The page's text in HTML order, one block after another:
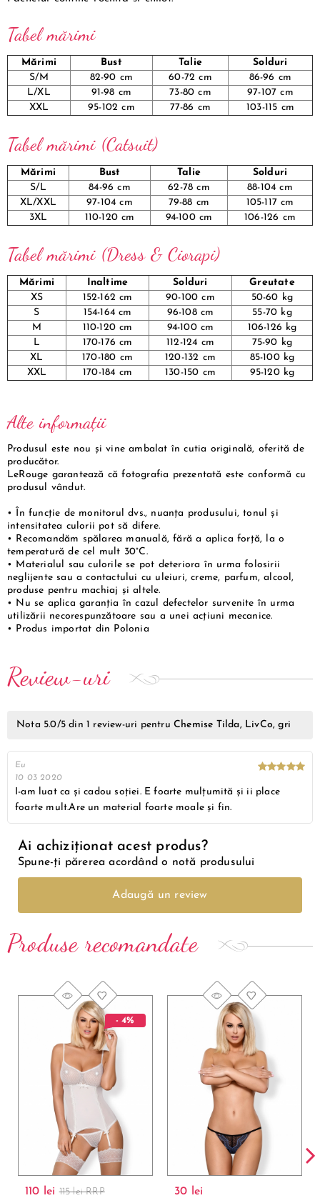
Tabel mărimi
Mărimi Bust Talie
Solduri
S/M
82-90 cm 60-72 cm
86-96 cm
L/XL
91-98 cm 73-80 cm
97-107 cm
XXL
95-102 cm 77-86 cm 103-115 cm
Tabel mărimi (Catsuit)
Mărimi Bust Talie
Solduri
S/L
84-96 cm 62-78 cm
88-104 cm
XL/XXL
97-104 cm 79-88 cm
105-117 cm
3XL
110-120 cm 94-100 cm 106-126 cm
Tabel mărimi (Dress & Ciorapi)
Mărimi Inaltime Solduri
Greutate
XS
152-162 cm 90-100 cm
50-60 kg
S
154-164 cm 96-108 cm
55-70 kg
M
110-120 cm 94-100 cm
106-126 kg
L
170-176 cm 112-124 cm
75-90 kg
XL
170-180 cm 120-132 cm
85-100 kg
XXL
170-184 cm 130-150 cm 95-120 kg
Alte informații
Produsul este nou și vine ambalat în cutia originală, oferită de
producător.
LeRouge garantează că fotografia prezentată este conformă cu
produsul vândut.
• În funcție de monitorul dvs., nuanța produsului, tonul și
intensitatea culorii pot să difere.
• Recomandăm spălarea manuală, fără a aplica forță, la o
temperatură de cel mult 30°C.
• Materialul sau culorile se pot deteriora în urma folosirii
neglijente sau a contactului cu uleiuri, creme, parfum, alcool,
produse pentru machiaj și altele.
• Nu se aplica garanția în cazul defectelor survenite în urma
utilizării necorespunzătoare sau a unei acțiuni mecanice.
• Produs importat din Polonia
Review-uri
Nota 5.0/5 din1 review-uri pentruChemise Tilda, LivCo, gri
Eu
10 03 2020
I-am luat ca și cadou soției. E foarte mulțumită și ii place
foarte mult.Are un material foarte moale și fin.
Ai achiziționat acest produs?
Spune-ți părerea acordând o notă produsului
Adaugă un review
Produse recomandate
- 4%
110 lei115 lei RRP 30 lei